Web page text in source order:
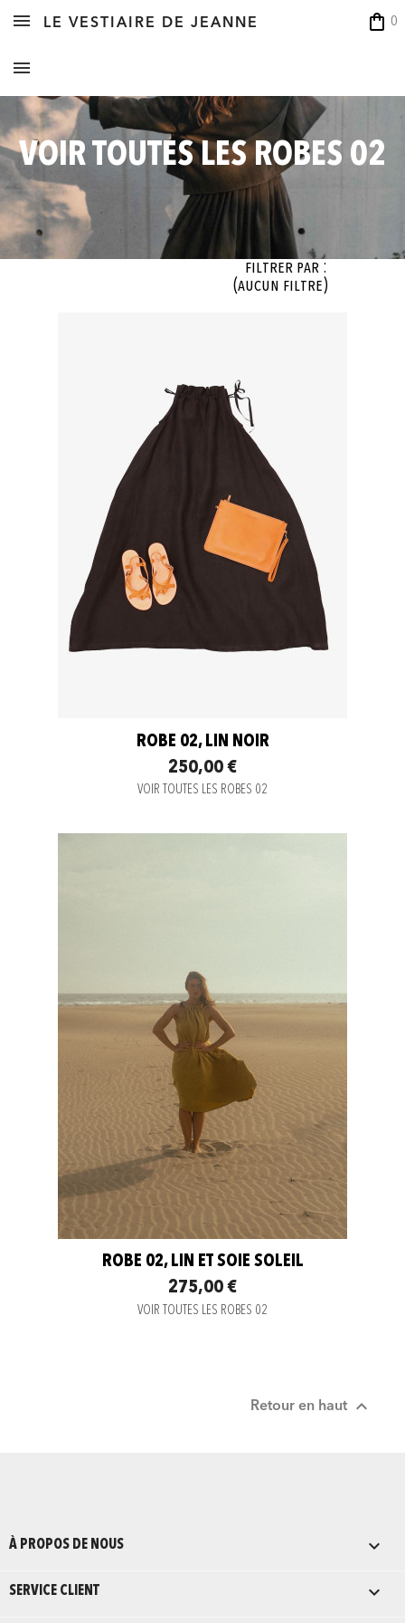
shopping_bag 0
LE VESTIAIRE DE JEANNE
VOIR TOUTES LES ROBES 02
Filtrer par :
(aucun filtre)
ROBE 02, LIN NOIR
250,00 €
VOIR TOUTES LES ROBES 02
ROBE 02, LIN ET SOIE SOLEIL
275,00 €
VOIR TOUTES LES ROBES 02
Retour en haut 
À PROPOS DE NOUS 
SERVICE CLIENT 